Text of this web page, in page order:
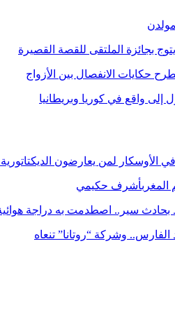
بجائزة الملتقى للقصة القصيرة
حكايات الانفصال بين الأزواج
إلى واقع في كوريا وبريطانيا
الأوسكار لمن يعارضون
المغربأشرف حكيمي
بحادث سير.. اصطدمت به دراجة
وشركة “روتانا” تنعاه